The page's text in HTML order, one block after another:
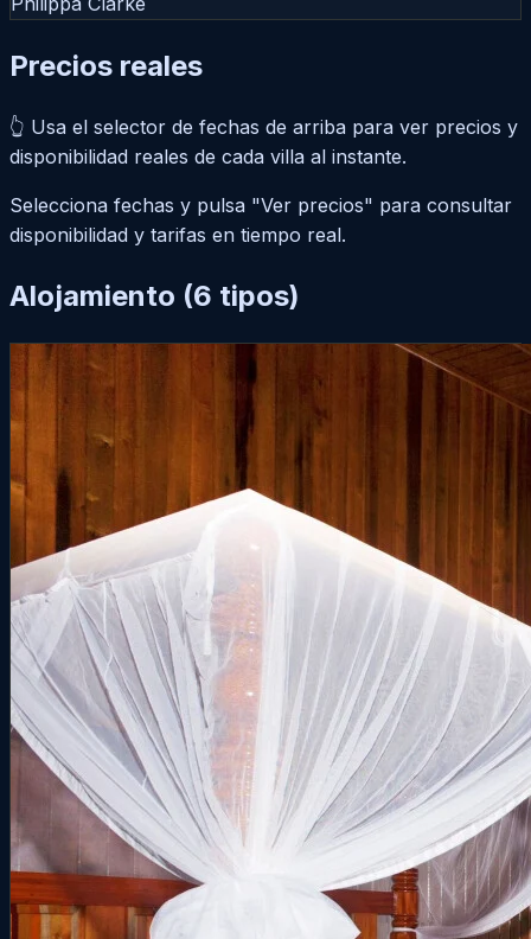
Precios reales
👆 Usa el selector de fechas de arriba para ver precios y
disponibilidad reales de cada villa al instante.
Selecciona fechas y pulsa "Ver precios" para consultar
disponibilidad y tarifas en tiempo real.
Alojamiento (6 tipos)